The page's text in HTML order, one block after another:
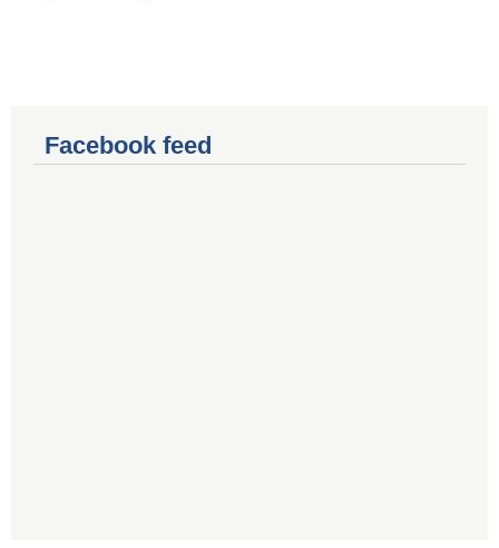
Facebook feed